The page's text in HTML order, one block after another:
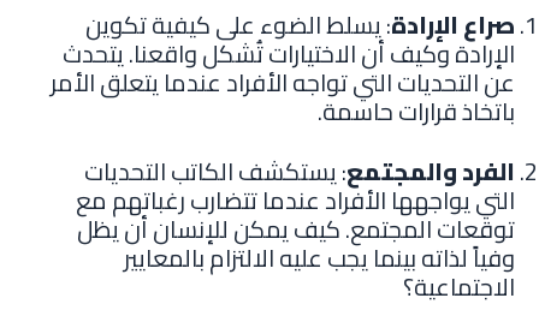
صراع الإرادة: يسلط الضوء على كيفية تكوين
الإرادة وكيف أن الاختيارات تُشكل واقعنا. يتحدث
عن التحديات التي تواجه الأفراد عندما يتعلق الأمر
باتخاذ قرارات حاسمة.
الفرد والمجتمع: يستكشف الكاتب التحديات
التي يواجهها الأفراد عندما تتضارب رغباتهم مع
توقعات المجتمع. كيف يمكن للإنسان أن يظل
وفياً لذاته بينما يجب عليه الالتزام بالمعايير
الاجتماعية؟